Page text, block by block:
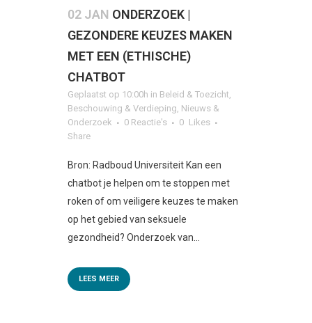
02 JAN ONDERZOEK |
GEZONDERE KEUZES MAKEN
MET EEN (ETHISCHE)
CHATBOT
Geplaatst op 10:00h in Beleid & Toezicht
Beschouwing & Verdieping Nieuws &
Onderzoek
0 Reactie's 0 Likes
Share
Bron: Radboud Universiteit Kan een
chatbot je helpen om te stoppen met
roken of om veiligere keuzes te maken
op het gebied van seksuele
gezondheid? Onderzoek van...
LEES MEER